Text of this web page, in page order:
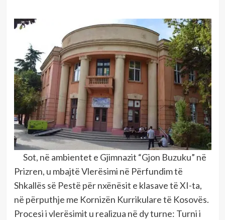
Sot, në ambientet e Gjimnazit “Gjon Buzuku” në
Prizren, u mbajtë Vlerësimi në Përfundim të
Shkallës së Pestë për nxënësit e klasave të XI-ta,
në përputhje me Kornizën Kurrikulare të Kosovës.
Procesi i vlerësimit u realizua në dy turne: Turni i